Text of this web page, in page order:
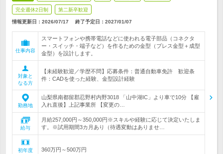
完全週休2日制 第二新卒歓迎
情報更新日：2026/07/17 終了予定日： 2027/01/07
仕事内容
スマートフォンや携帯電話などに使われる電子部品（コネクタ
ー・スイッチ・端子など）を作るための金型（プレス金型＋成型
金型）を設計します。
対象と
なる方
【未経験歓迎／学歴不問】応募条件：普通自動車免許 歓迎条
件：CADを使った経験、金型設計経験
勤務地
山梨県南都留郡忍野村内野3018 「山中湖IC」より車で10分 【雇
入れ直後】上記事業所 【変更の…
給与
月給257,000円～350,000円※スキルや経験に応じて決定いたしま
す。※試用期間3カ月あり（待遇変動はありませ…
初年度
360万円～500万円